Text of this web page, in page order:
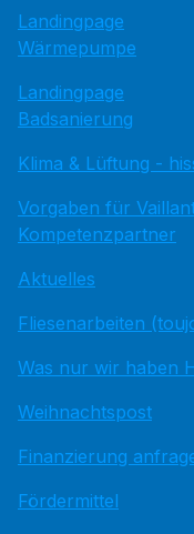
Landingpage
Wärmepumpe
Landingpage
Badsanierung
Klima & Lüftung -
Vorgaben für
Kompetenzpartner
Aktuelles
Fliesenarbeiten
Was nur wir haben
Weihnachtspost
Finanzierung
Fördermittel